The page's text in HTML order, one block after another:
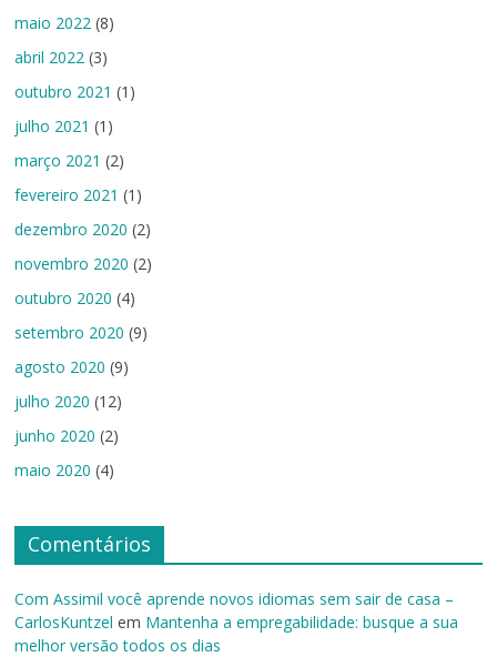
maio 2022 (8)
abril 2022 (3)
outubro 2021 (1)
julho 2021 (1)
março 2021 (2)
fevereiro 2021 (1)
dezembro 2020 (2)
novembro 2020 (2)
outubro 2020 (4)
setembro 2020 (9)
agosto 2020 (9)
julho 2020 (12)
junho 2020 (2)
maio 2020 (4)
Comentários
Com Assimil você aprende novos idiomas sem sair de casa –
CarlosKuntzel em Mantenha a empregabilidade: busque a sua
melhor versão todos os dias